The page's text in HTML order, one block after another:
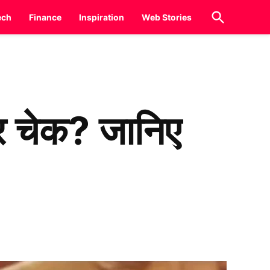
Finance Inspiration Web Stories
Open
Search
जानिए